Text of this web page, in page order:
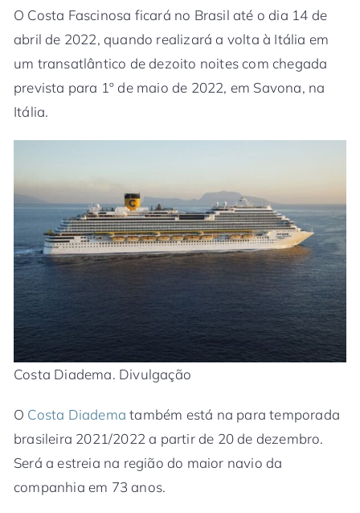
O Costa Fascinosa ficará no Brasil até o dia 14 de
abril de 2022, quando realizará a volta à Itália em
um transatlântico de dezoito noites com chegada
prevista para 1º de maio de 2022, em Savona, na
Itália.
Costa Diadema. Divulgação
O Costa Diadema também está na para temporada
brasileira 2021/2022 a partir de 20 de dezembro.
Será a estreia na região do maior navio da
companhia em 73 anos.